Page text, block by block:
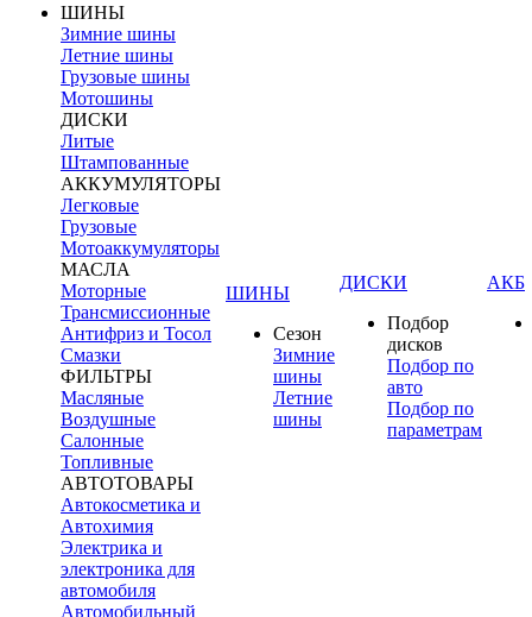
ШИНЫ
Зимние шины
Летние шины
Грузовые шины
Мотошины
ДИСКИ
Литые
Штампованные
АККУМУЛЯТОРЫ
Легковые
Грузовые
Мотоаккумуляторы
МАСЛА
Моторные
Трансмиссионные
Антифриз и Тосол
Смазки
ФИЛЬТРЫ
Масляные
Воздушные
Салонные
Топливные
АВТОТОВАРЫ
Автокосметика и
Автохимия
Электрика и
электроника для
автомобиля
Автомобильный
ШИНЫ
Сезон
Зимние
шины
Летние
шины
ДИСКИ
Подбор
дисков
Подбор по
авто
Подбор по
параметрам
АКБ